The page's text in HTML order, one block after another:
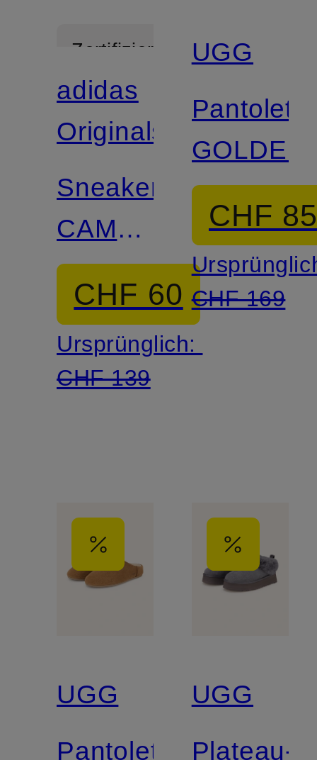
Zertifiziert
adidas
Originals
Sneaker
CAMPUS
00S
CHF 60
Ursprünglich:
CHF 139
UGG
CHF
CHF 169
UGG
Pantoletten
UGG
Plateau-